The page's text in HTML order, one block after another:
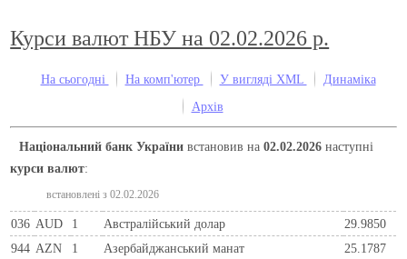
Курси валют НБУ на 02.02.2026 р.
На сьогодні На комп'ютер У вигляді XML
Динаміка
Архів
Національний банк України встановив на02.02.2026 наступні
курси валют:
встановлені з 02.02.2026
036 AUD 1 Австралійський долар
29.9850
944 AZN 1 Азербайджанський манат
25.1787